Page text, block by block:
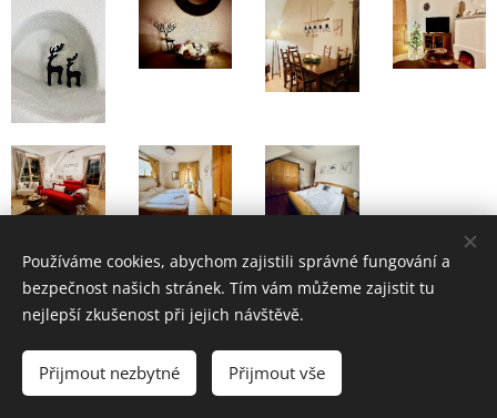
Vaše dovolená plná slunce v Korutanech!
Vytvořeno službou Cookies
Používáme cookies, abychom zajistili správné fungování a
bezpečnost našich stránek. Tím vám můžeme zajistit tu
nejlepší zkušenost při jejich návštěvě.
Přijmout nezbytné Přijmout vše